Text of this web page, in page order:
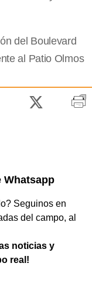
del Boulevard
al Patio Olmos
Whatsapp
Seguinos en
del campo, al
noticias y
real!